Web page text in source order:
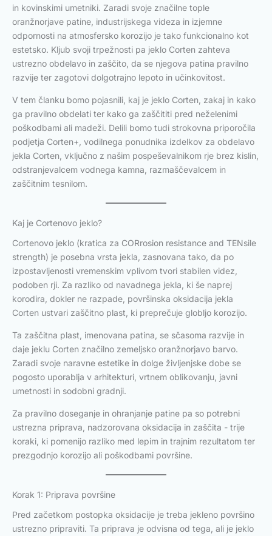
in kovinskimi umetniki. Zaradi svoje značilne tople
oranžnorjave patine, industrijskega videza in izjemne
odpornosti na atmosfersko korozijo je tako funkcionalno kot
estetsko. Kljub svoji trpežnosti pa jeklo Corten zahteva
ustrezno obdelavo in zaščito, da se njegova patina pravilno
razvije ter zagotovi dolgotrajno lepoto in učinkovitost.
V tem članku bomo pojasnili, kaj je jeklo Corten, zakaj in kako
ga pravilno obdelati ter kako ga zaščititi pred neželenimi
poškodbami ali madeži. Delili bomo tudi strokovna priporočila
podjetja Corten+, vodilnega ponudnika izdelkov za obdelavo
jekla Corten, vključno z našim pospeševalnikom rje brez kislin,
odstranjevalcem vodnega kamna, razmaščevalcem in
zaščitnim tesnilom.
Kaj je Cortenovo jeklo?
Cortenovo jeklo (kratica za CORrosion resistance and TENsile
strength) je posebna vrsta jekla, zasnovana tako, da po
izpostavljenosti vremenskim vplivom tvori stabilen videz,
podoben rji. Za razliko od navadnega jekla, ki še naprej
korodira, dokler ne razpade, površinska oksidacija jekla
Corten ustvari zaščitno plast, ki preprečuje globljo korozijo.
Ta zaščitna plast, imenovana patina, se sčasoma razvije in
daje jeklu Corten značilno zemeljsko oranžnorjavo barvo.
Zaradi svoje naravne estetike in dolge življenjske dobe se
pogosto uporablja v arhitekturi, vrtnem oblikovanju, javni
umetnosti in sodobni gradnji.
Za pravilno doseganje in ohranjanje patine pa so potrebni
ustrezna priprava, nadzorovana oksidacija in zaščita - trije
koraki, ki pomenijo razliko med lepim in trajnim rezultatom ter
prezgodnjo korozijo ali poškodbami površine.
Korak 1: Priprava površine
Pred začetkom postopka oksidacije je treba jekleno površino
ustrezno pripraviti. Ta priprava je odvisna od tega, ali je jeklo